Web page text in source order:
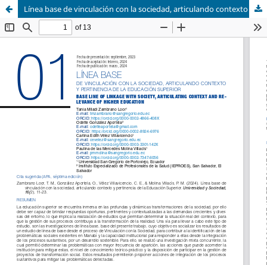
Línea base de vinculación con la sociedad, articulando contexto y pertinencia de la Educación Superior